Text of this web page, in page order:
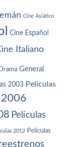
Cine Asiático
Cine Español
Italiano
Drama General
2003 Películas
2006
Películas
2012 Películas